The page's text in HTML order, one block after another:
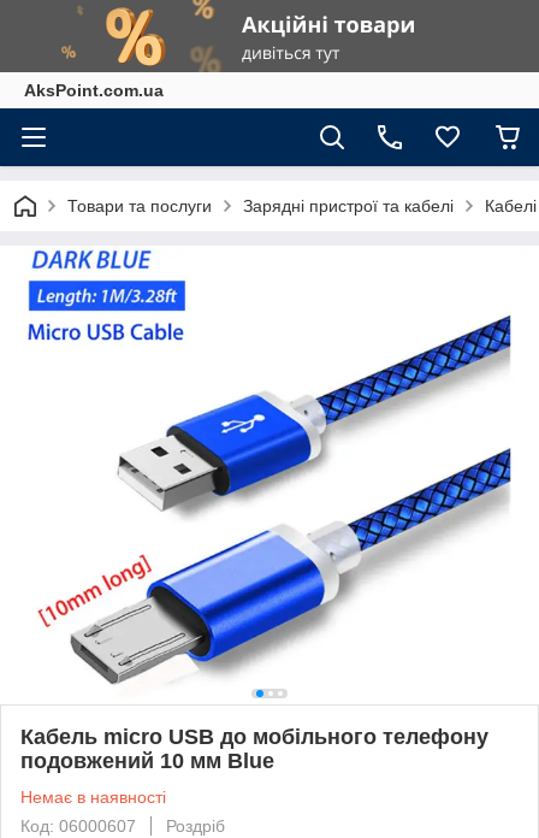
AksPoint.com.ua
Товари та послуги Зарядні пристрої та кабелі
Кабель micro USB до мобільного телефону
подовжений 10 мм Blue
Немає в наявності
Код: 06000607
Роздріб